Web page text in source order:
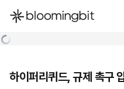
한국어
하이퍼리퀴드, 규제 촉구